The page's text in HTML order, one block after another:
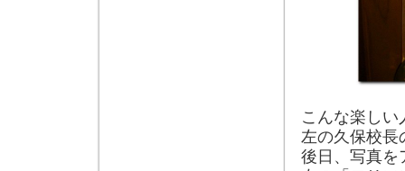
こんな楽し
左の久保校長
後日、写真を